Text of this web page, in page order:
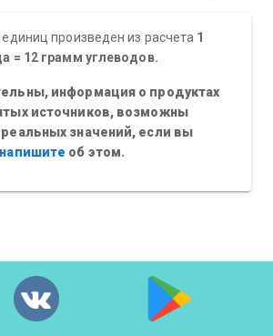
произведен из расчета 1
= 12 грамм углеводов.
информация о продуктах
источников, возможны
реальных значений, если вы
напишите об этом.